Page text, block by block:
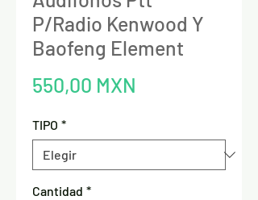
P/Radio Kenwood Y
Baofeng Element
550,00 MXN
TIPO *
Cantidad *